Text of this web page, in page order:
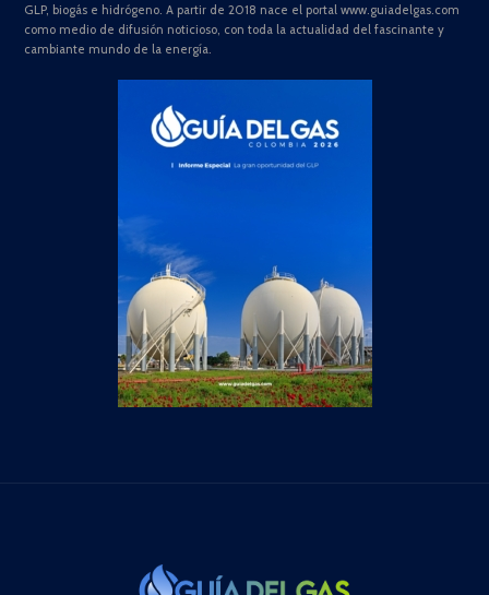
GLP, biogás e hidrógeno. A partir de 2018 nace el portal www.guiadelgas.com
como medio de difusión noticioso, con toda la actualidad del fascinante y
cambiante mundo de la energía.